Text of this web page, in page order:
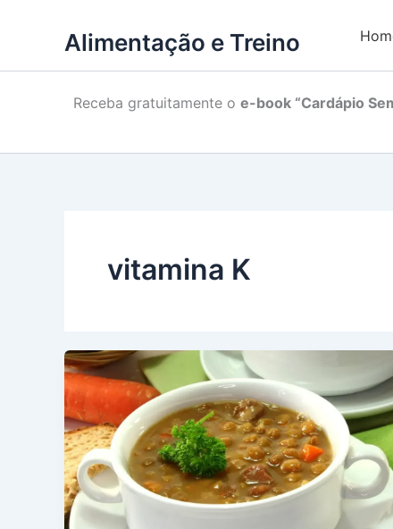
Alimentação e Treino
Receba gratuitamente o e-book “Cardápio
vitamina K